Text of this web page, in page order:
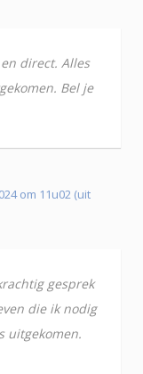
direct. Alles
Bel je
om 11u02 (uit
gesprek
die ik nodig
uitgekomen.